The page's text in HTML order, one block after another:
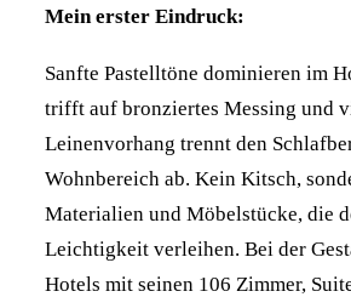
Mein erster Eindruck:
Sanfte Pastelltöne dominieren im
trifft auf bronziertes Messing und
Leinenvorhang trennt den
Wohnbereich ab. Kein Kitsch,
Materialien und Möbelstücke, die
Leichtigkeit verleihen. Bei der
Hotels mit seinen 106 Zimmer,